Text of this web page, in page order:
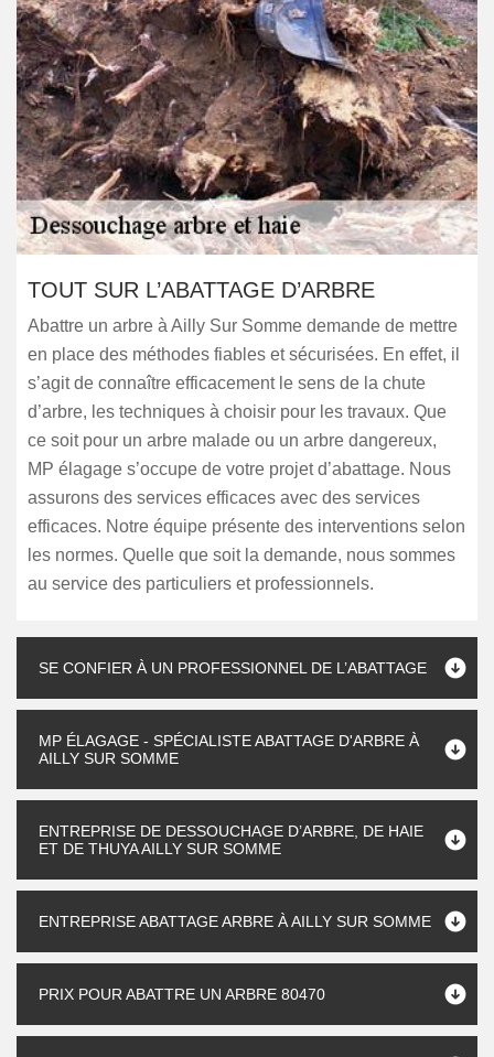
TOUT SUR L’ABATTAGE D’ARBRE
Abattre un arbre à Ailly Sur Somme demande de mettre
en place des méthodes fiables et sécurisées. En effet, il
s’agit de connaître efficacement le sens de la chute
d’arbre, les techniques à choisir pour les travaux. Que
ce soit pour un arbre malade ou un arbre dangereux,
MP élagage s’occupe de votre projet d’abattage. Nous
assurons des services efficaces avec des services
efficaces. Notre équipe présente des interventions selon
les normes. Quelle que soit la demande, nous sommes
au service des particuliers et professionnels.
SE CONFIER À UN PROFESSIONNEL DE L’ABATTAGE
MP ÉLAGAGE - SPÉCIALISTE ABATTAGE D'ARBRE À
AILLY SUR SOMME
ENTREPRISE DE DESSOUCHAGE D’ARBRE, DE HAIE
ET DE THUYA AILLY SUR SOMME
ENTREPRISE ABATTAGE ARBRE À AILLY SUR SOMME
PRIX POUR ABATTRE UN ARBRE 80470